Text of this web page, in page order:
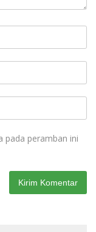
pada peramban ini